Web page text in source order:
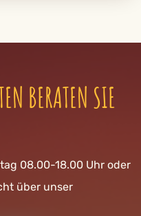
BERATEN SIE
08.00-18.00 Uhr oder
über unser